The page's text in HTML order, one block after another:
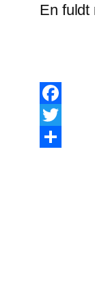
En fuldt
Facebook
Twitter